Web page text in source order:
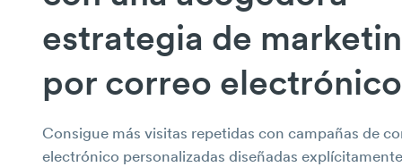
estrategia de
por correo electrónico
Consigue más visitas repetidas con campañas de
electrónico personalizadas diseñadas